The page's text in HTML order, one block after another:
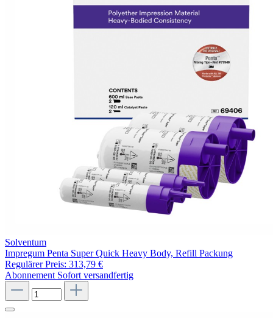
Solventum
Impregum Penta Super Quick Heavy Body, Refill Packung
Regulärer Preis: 313,79 €
Abonnement Sofort versandfertig